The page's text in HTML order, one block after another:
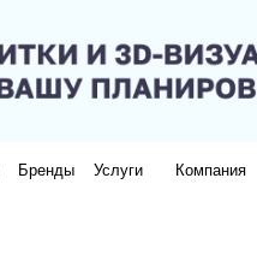
Бренды Услуги Компания